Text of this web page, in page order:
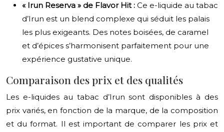
« Irun Reserva » de Flavor Hit : Ce e-liquide au tabac
d’Irun est un blend complexe qui séduit les palais
les plus exigeants. Des notes boisées, de caramel
et d’épices s’harmonisent parfaitement pour une
expérience gustative unique.
Comparaison des prix et des qualités
Les e-liquides au tabac d’Irun sont disponibles à des
prix variés, en fonction de la marque, de la composition
et du format. Il est important de comparer les prix et